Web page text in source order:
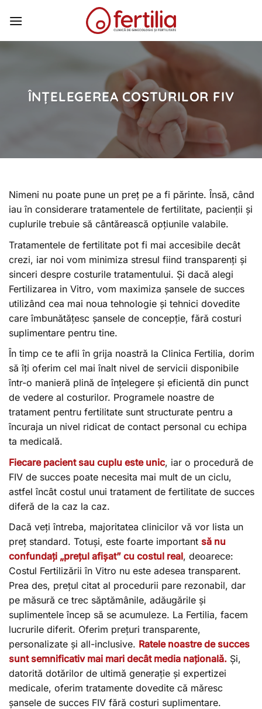
ÎNȚELEGEREA COSTURILOR FIV
Nimeni nu poate pune un preț pe a fi părinte. Însă, când
iau în considerare tratamentele de fertilitate, pacienții și
cuplurile trebuie să cântărească opțiunile valabile.
Tratamentele de fertilitate pot fi mai accesibile decât
crezi, iar noi vom minimiza stresul fiind transparenți și
sinceri despre costurile tratamentului. Și dacă alegi
Fertilizarea in Vitro, vom maximiza șansele de succes
utilizând cea mai noua tehnologie și tehnici dovedite
care îmbunătățesc șansele de concepție, fără costuri
suplimentare pentru tine.
În timp ce te afli în grija noastră la Clinica Fertilia, dorim
să îți oferim cel mai înalt nivel de servicii disponibile
într-o manieră plină de înțelegere și eficientă din punct
de vedere al costurilor. Programele noastre de
tratament pentru fertilitate sunt structurate pentru a
încuraja un nivel ridicat de contact personal cu echipa
ta medicală.
Fiecare pacient sau cuplu este unic, iar o procedură de
FIV de succes poate necesita mai mult de un ciclu,
astfel încât costul unui tratament de fertilitate de succes
diferă de la caz la caz.
Dacă veți întreba, majoritatea clinicilor vă vor lista un
preț standard. Totuși, este foarte important să nu
confundați „prețul afișat” cu costul real, deoarece:
Costul Fertilizării în Vitro nu este adesea transparent.
Prea des, prețul citat al procedurii pare rezonabil, dar
pe măsură ce trec săptămânile, adăugările și
suplimentele încep să se acumuleze. La Fertilia, facem
lucrurile diferit. Oferim prețuri transparente,
personalizate și all-inclusive. Ratele noastre de succes
sunt semnificativ mai mari decât media națională. Și,
datorită dotărilor de ultimă generație și expertizei
medicale, oferim tratamente dovedite că măresc
șansele de succes FIV fără costuri suplimentare.